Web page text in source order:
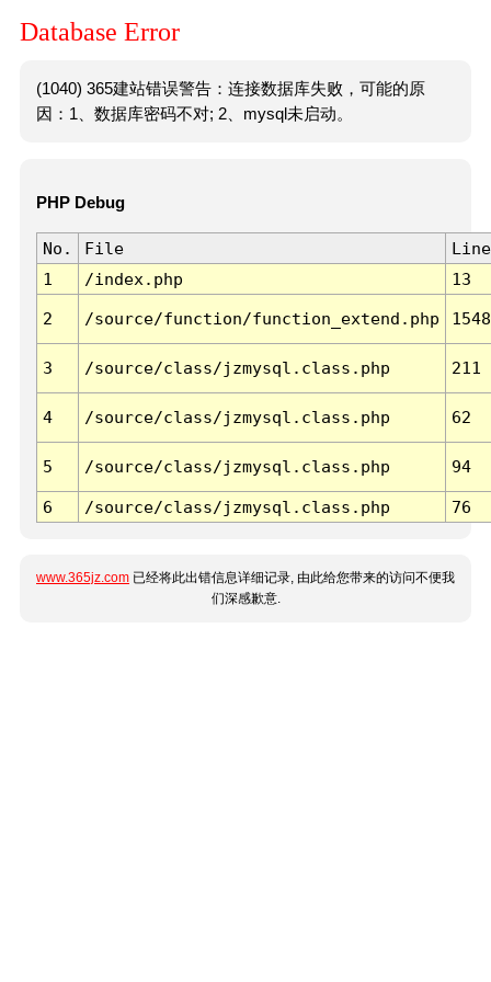
Database Error
(1040) 365建站错误警告：连接数据库失败，可能的原
因：1、数据库密码不对; 2、mysql未启动。
PHP Debug
No. File
Line
1
/index.php 13
2 /source/function/function_extend.php 1548
3 /source/class/jzmysql.class.php 211
4 /source/class/jzmysql.class.php 62
5 /source/class/jzmysql.class.php 94
6 /source/class/jzmysql.class.php 76
www.365jz.com 已经将此出错信息详细记录, 由此给您带来的访问不便我
们深感歉意.